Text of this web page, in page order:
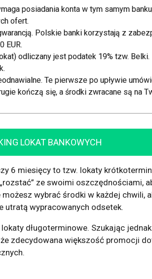
posiadania konta w tym samym
ofert.
Polskie banki korzystają z
EUR.
odliczany jest podatek 19% tzw.
Te pierwsze po upływie
kończą się, a środki zwracane są na
LOKAT BANKOWYCH
6 miesięcy to tzw. lokaty
ze swoimi oszczędnościami,
wybrać środki w każdej chwili,
utratą wypracowanych odsetek.
długoterminowe. Szukając
zdecydowana większość promocji